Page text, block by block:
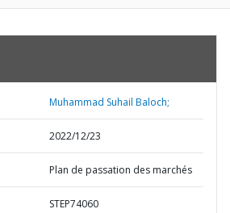
Muhammad Suhail Baloch;
2022/12/23
Plan de passation des marchés
STEP74060